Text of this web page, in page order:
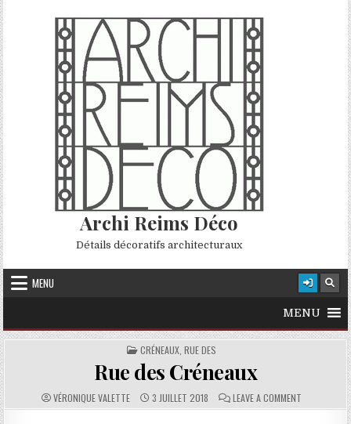
Skip to content
Archi Reims Déco
Détails décoratifs architecturaux
MENU
MENU
POSTED IN
CRÉNEAUX, RUE DES
Rue des Créneaux
AUTHOR:
VÉRONIQUE VALETTE PUBLISHED DATE:
3 JUILLET 2018 COMMENTS:
LEAVE A COMMENT ON RUE